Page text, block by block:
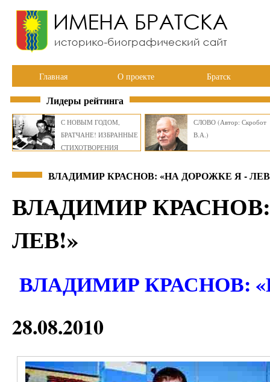
Главная О проекте Братск
Лидеры рейтинга
С НОВЫМ ГОДОМ,
БРАТЧАНЕ! ИЗБРАННЫЕ
СТИХОТВОРЕНИЯ
СЛОВО (Автор: Скробот
В.А.)
ВЛАДИМИР КРАСНОВ: «НА ДОРОЖКЕ Я -
ВЛАДИМИР
ЛЕВ!»
ВЛАДИМИР КРАСНОВ:
28.08.2010